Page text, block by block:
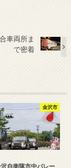
車両所ま
で密着
金沢市
自衛隊市中パレー